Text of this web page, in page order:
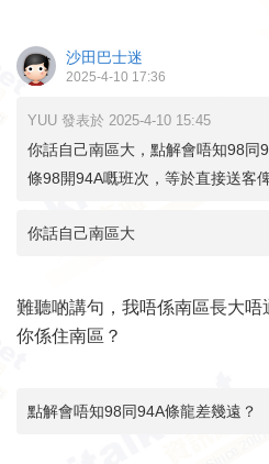
沙田巴士迷
2025-4-10 17:36
YUU 發表於 2025-4-10 15:45
你話自己南區大，點解會唔知98同
條98開94A嘅班次，等於直接送客
你話自己南區大
難聽啲講句，我唔係南區長大唔
你係住南區？
點解會唔知98同94A條龍差幾遠？